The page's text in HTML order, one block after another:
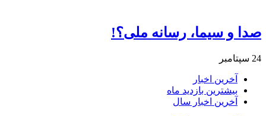
صدا و سیما، رسانه ملی؟!
24 سپتامبر
آخرین اخبار
بیشترین بازدید ماه
آخرین اخبار سال